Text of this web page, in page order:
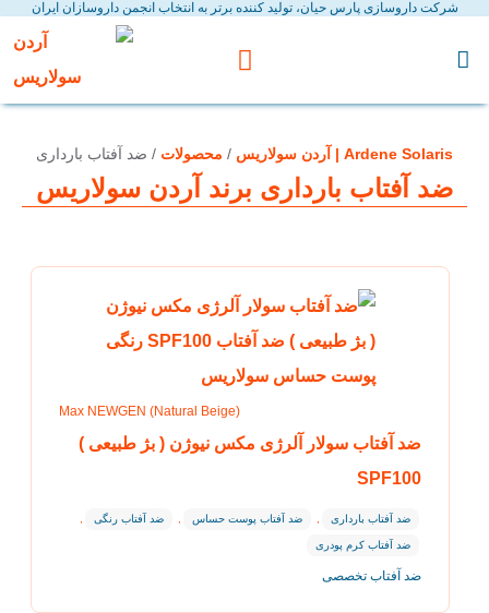
شرکت داروسازی پارس حیان، تولید کننده برتر به انتخاب انجمن داروسازان ایران
Ardene Solaris | آردن سولاریس / محصولات / ضد آفتاب بارداری
ضد آفتاب بارداری برند آردن سولاریس
Max NEWGEN (Natural Beige)
ضد آفتاب سولار آلرژی مکس نیوژن ( بژ طبیعی )
SPF100
ضد آفتاب بارداری , ضد آفتاب پوست حساس , ضد آفتاب رنگی ,
ضد آفتاب کرم پودری
ضد آفتاب تخصصی